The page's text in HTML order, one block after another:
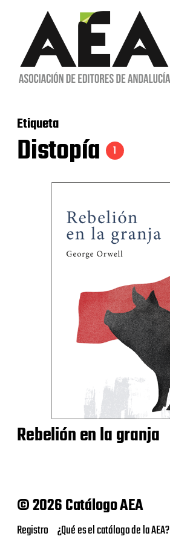
Etiqueta
Distopía 1
Rebelión en la granja
© 2026 Catálogo AEA
Registro ¿Qué es el catálogo de la AEA?